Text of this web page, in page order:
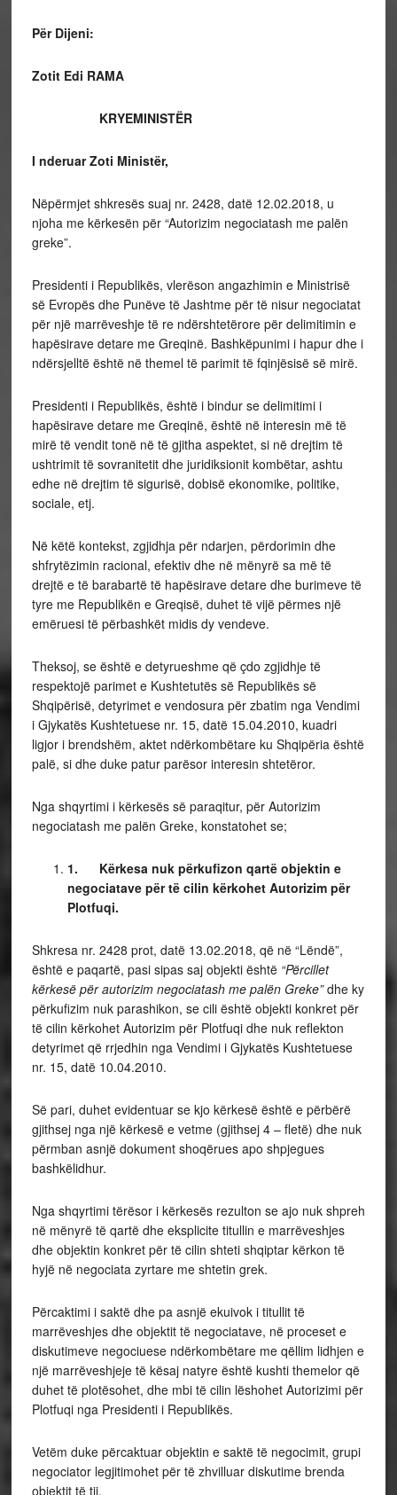
Për Dijeni:
Zotit Edi RAMA
KRYEMINISTËR
I nderuar Zoti Ministër,
Nëpërmjet shkresës suaj nr. 2428, datë 12.02.2018, u
njoha me kërkesën për “Autorizim negociatash me palën
greke”.
Presidenti i Republikës, vlerëson angazhimin e Ministrisë
së Evropës dhe Punëve të Jashtme për të nisur negociatat
për një marrëveshje të re ndërshtetërore për delimitimin e
hapësirave detare me Greqinë. Bashkëpunimi i hapur dhe i
ndërsjelltë është në themel të parimit të fqinjësisë së mirë.
Presidenti i Republikës, është i bindur se delimitimi i
hapësirave detare me Greqinë, është në interesin më të
mirë të vendit tonë në të gjitha aspektet, si në drejtim të
ushtrimit të sovranitetit dhe juridiksionit kombëtar, ashtu
edhe në drejtim të sigurisë, dobisë ekonomike, politike,
sociale, etj.
Në këtë kontekst, zgjidhja për ndarjen, përdorimin dhe
shfrytëzimin racional, efektiv dhe në mënyrë sa më të
drejtë e të barabartë të hapësirave detare dhe burimeve të
tyre me Republikën e Greqisë, duhet të vijë përmes një
emëruesi të përbashkët midis dy vendeve.
Theksoj, se është e detyrueshme që çdo zgjidhje të
respektojë parimet e Kushtetutës së Republikës së
Shqipërisë, detyrimet e vendosura për zbatim nga Vendimi
i Gjykatës Kushtetuese nr. 15, datë 15.04.2010, kuadri
ligjor i brendshëm, aktet ndërkombëtare ku Shqipëria është
palë, si dhe duke patur parësor interesin shtetëror.
Nga shqyrtimi i kërkesës së paraqitur, për Autorizim
negociatash me palën Greke, konstatohet se;
1. Kërkesa nuk përkufizon qartë objektin e
negociatave për të cilin kërkohet Autorizim për
Plotfuqi.
Shkresa nr. 2428 prot, datë 13.02.2018, që në “Lëndë”,
është e paqartë, pasi sipas saj objekti është “Përcillet
kërkesë për autorizim negociatash me palën Greke”dhe ky
përkufizim nuk parashikon, se cili është objekti konkret për
të cilin kërkohet Autorizim për Plotfuqi dhe nuk reflekton
detyrimet që rrjedhin nga Vendimi i Gjykatës Kushtetuese
nr. 15, datë 10.04.2010.
Së pari, duhet evidentuar se kjo kërkesë është e përbërë
gjithsej nga një kërkesë e vetme (gjithsej 4 – fletë) dhe nuk
përmban asnjë dokument shoqërues apo shpjegues
bashkëlidhur.
Nga shqyrtimi tërësor i kërkesës rezulton se ajo nuk shpreh
në mënyrë të qartë dhe eksplicite titullin e marrëveshjes
dhe objektin konkret për të cilin shteti shqiptar kërkon të
hyjë në negociata zyrtare me shtetin grek.
Përcaktimi i saktë dhe pa asnjë ekuivok i titullit të
marrëveshjes dhe objektit të negociatave, në proceset e
diskutimeve negociuese ndërkombëtare me qëllim lidhjen e
një marrëveshjeje të kësaj natyre është kushti themelor që
duhet të plotësohet, dhe mbi të cilin lëshohet Autorizimi për
Plotfuqi nga Presidenti i Republikës.
Vetëm duke përcaktuar objektin e saktë të negocimit, grupi
negociator legjitimohet për të zhvilluar diskutime brenda
objektit të tij.